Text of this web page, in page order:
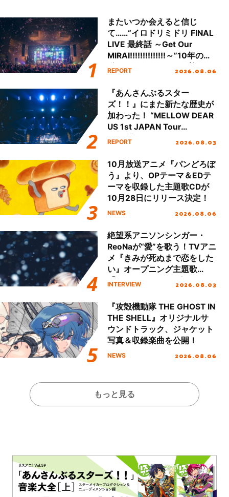
またいつか会えると信じ
て……“イロドリミドリ FINAL
LIVE 最終話 ～Get Our
MIRAI!!!!!!!!!!!!!!～”10年の活
動を経てファイナルを迎える
REPORT 2026.08.06
『あんさんぶるスター
ズ！！』にまた新たな歴史が
加わった！ “MELLOW DEAR
US 1st JAPAN Tour
Final「NICE to meet YOU
ート!!
REPORT 2026.08.03
10月放送アニメ『パンどろぼ
う』より、OPテーマ＆EDテ
ーマを収録した主題歌CDが
10月28日にリリース決定！
NEWS 2026.08.06
絶望系アニソンシンガー・
ReoNaが“愛”を歌う！TVアニ
メ『きみが死ぬまで恋をした
い』オープニング主題歌
「Amore」インタビュー
INTERVIEW 2026.08.03
『攻殻機動隊 THE GHOST IN
THE SHELL』オリジナルサ
ウンドトラック、ジャケット
写真＆収録楽曲を公開！
NEWS 2026.08.06
もっと見る